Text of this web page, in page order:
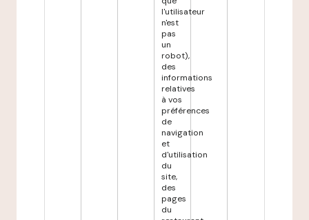
l'utilisateur
n'est
pas
un
robot),
des
informations
relatives
à vos
préférences
de
navigation
et
d'utilisation
du
site,
des
pages
du